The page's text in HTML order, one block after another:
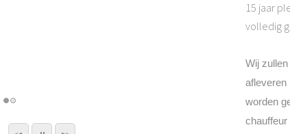
15 jaar
volledig
Wij
afleveren
worden
chauffeur